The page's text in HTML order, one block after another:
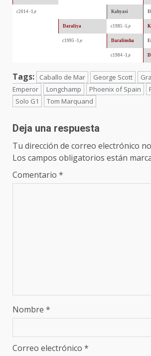
c2014 -1,e Kahyasi
Daraliya c1985 -5,e
c1995 -1,e Daralinsha
c1984 -1,e
Tags: Caballo de Mar George Scott
Emperor
Longchamp Phoenix of Spain
Solo G1
Tom Marquand
Deja una respuesta
Tu dirección de correo electrónico
Los campos obligatorios están
Comentario *
Nombre *
Correo electrónico *